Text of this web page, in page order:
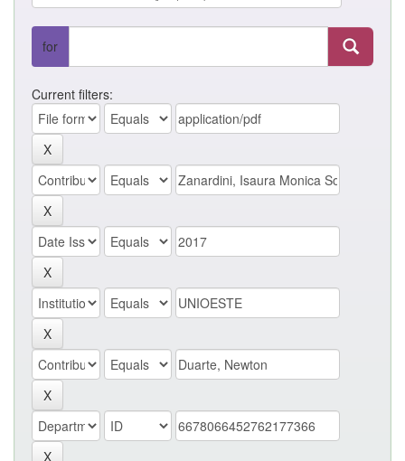
for
Current filters: